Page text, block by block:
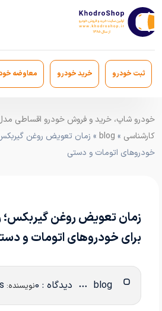
ثبت خودرو خرید خودرو معاوضه
کارشناسی »
blog » زمان تعویض روغن
خودروهای اتومات و دستی
زمان تعویض روغن گیربکس؛
برای خودروهای اتومات و
دیدگاه : 0 نویسنده: